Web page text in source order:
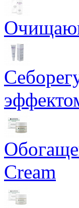
Cream